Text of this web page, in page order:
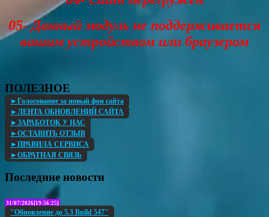
05- Данный модуль не поддерживается
вашим устройством или браузером
ПОЛЕЗНОЕ
►Голосование за новый фон сайта
►ЛЕНТА ОБНОВЛЕНИЙ САЙТА
►ЗАРАБОТОК У НАС
►ОСТАВИТЬ ОТЗЫВ
►ПРАВИЛА СЕРВИСА
►ОБРАТНАЯ СВЯЗЬ
Последние новости
31/07/2026[19:56:25]
"Обновление до 5.3 Build 547"